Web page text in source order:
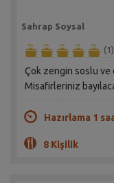
Sahrap Soysal
(1)
Çok zengin soslu ve
Misafirleriniz
Hazırlama 1
8 Kişilik